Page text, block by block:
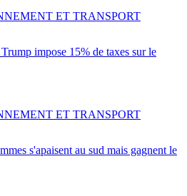
impose 15% de taxes sur le
ET TRANSPORT
s'apaisent au sud mais gagnent le
ET TRANSPORT